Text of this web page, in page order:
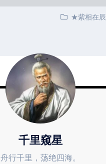
★紫相在辰
千里窥星
舟行千里，荡绝四海。